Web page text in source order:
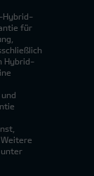
Hybrid-
für
Hybrid-